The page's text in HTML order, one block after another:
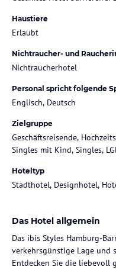
Haustiere
Erlaubt
Nichtraucher- und
Nichtraucherhotel
Personal spricht folgende
Englisch, Deutsch
Zielgruppe
Geschäftsreisende,
Singles mit Kind, Singles,
Hoteltyp
Stadthotel, Designhotel,
Das Hotel allgemein
Das ibis Styles Hamburg-
verkehrsgünstige Lage und
Entdecken Sie die liebevoll